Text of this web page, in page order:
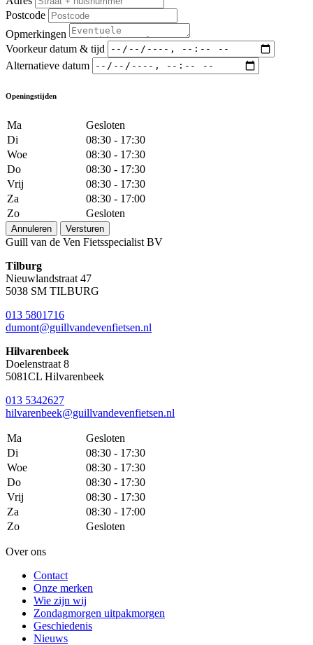
Postcode
Opmerkingen
Voorkeur datum & tijd
Alternatieve datum
Openingstijden
Ma
Gesloten
Di
08:30 - 17:30
Woe
08:30 - 17:30
Do
08:30 - 17:30
Vrij
08:30 - 17:30
Za
08:30 - 17:00
Zo
Gesloten
Annuleren Versturen
Guill van de Ven Fietsspecialist BV
Tilburg
Nieuwlandstraat 47
5038 SM TILBURG
013 5801716
dumont@guillvandevenfietsen.nl
Hilvarenbeek
Doelenstraat 8
5081CL Hilvarenbeek
013 5342627
hilvarenbeek@guillvandevenfietsen.nl
Ma
Gesloten
Di
08:30 - 17:30
Woe
08:30 - 17:30
Do
08:30 - 17:30
Vrij
08:30 - 17:30
Za
08:30 - 17:00
Zo
Gesloten
Over ons
Contact
Onze merken
Wie zijn wij
Zondagmorgen uitpakmorgen
Geschiedenis
Nieuws